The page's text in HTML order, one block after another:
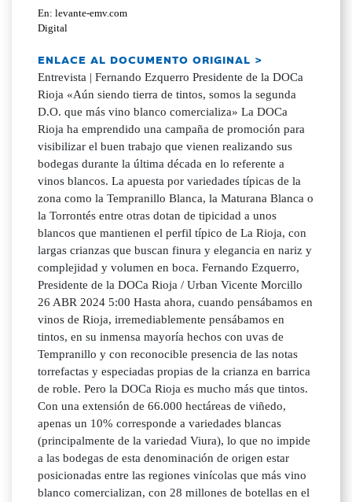
En: levante-emv.com
Digital
ENLACE AL DOCUMENTO ORIGINAL >
Entrevista | Fernando Ezquerro Presidente de la DOCa
Rioja «Aún siendo tierra de tintos, somos la segunda
D.O. que más vino blanco comercializa» La DOCa
Rioja ha emprendido una campaña de promoción para
visibilizar el buen trabajo que vienen realizando sus
bodegas durante la última década en lo referente a
vinos blancos. La apuesta por variedades típicas de la
zona como la Tempranillo Blanca, la Maturana Blanca o
la Torrontés entre otras dotan de tipicidad a unos
blancos que mantienen el perfil típico de La Rioja, con
largas crianzas que buscan finura y elegancia en nariz y
complejidad y volumen en boca. Fernando Ezquerro,
Presidente de la DOCa Rioja / Urban Vicente Morcillo
26 ABR 2024 5:00 Hasta ahora, cuando pensábamos en
vinos de Rioja, irremediablemente pensábamos en
tintos, en su inmensa mayoría hechos con uvas de
Tempranillo y con reconocible presencia de las notas
torrefactas y especiadas propias de la crianza en barrica
de roble. Pero la DOCa Rioja es mucho más que tintos.
Con una extensión de 66.000 hectáreas de viñedo,
apenas un 10% corresponde a variedades blancas
(principalmente de la variedad Viura), lo que no impide
a las bodegas de esta denominación de origen estar
posicionadas entre las regiones vinícolas que más vino
blanco comercializan, con 28 millones de botellas en el